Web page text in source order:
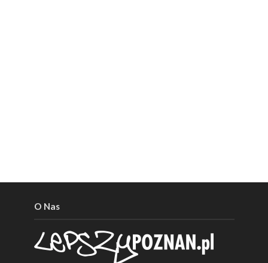
O Nas